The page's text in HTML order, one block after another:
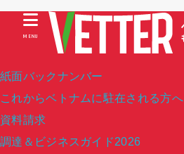
紙面バックナンバー
これからベトナムに駐在される方へ
資料請求
調達＆ビジネスガイド2026
MENU